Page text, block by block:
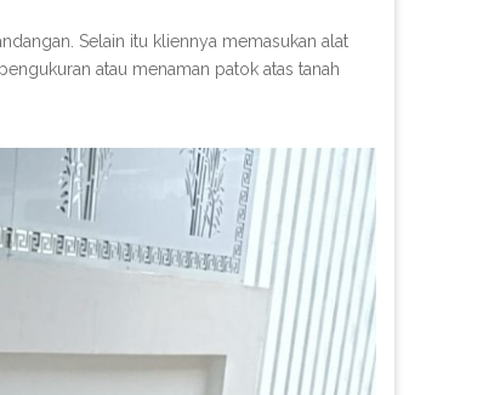
Selain itu kliennya memasukan alat
atau menaman patok atas tanah